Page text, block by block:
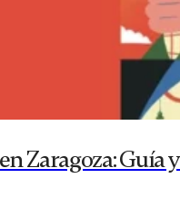
Zaragoza: Guía